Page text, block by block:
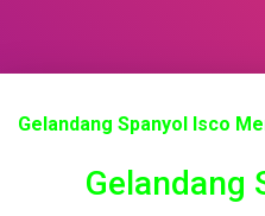
Gelandang Spanyol Isco
Gelandang